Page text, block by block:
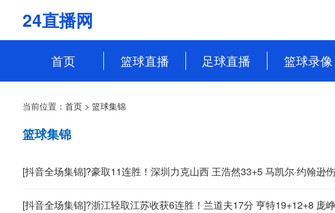
24直播网
首页 篮球直播
WNBA
足球直播
西甲
篮球录像
WCBA
当前位置： 首页 > 篮球集锦
篮球集锦
[抖音全场集锦]?豪取11连胜！深圳力克山西 王浩然33+5 马凯尔·约翰逊
[抖音全场集锦]?浙江轻取江苏收获6连胜！兰道夫17分 亨特19+12+8 庞